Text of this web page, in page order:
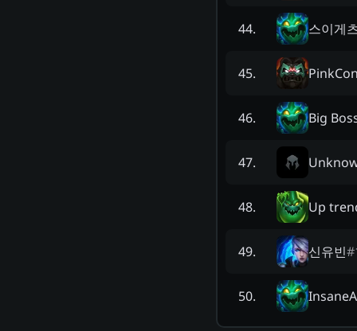
44. 스이게
45.
46. Big
47.
48. Up
49. 신유빈#
50.